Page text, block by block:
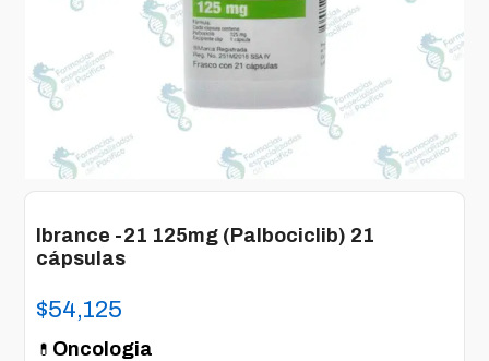
Ibrance -21 125mg (Palbociclib) 21
cápsulas
$54,125
💊 Oncologia